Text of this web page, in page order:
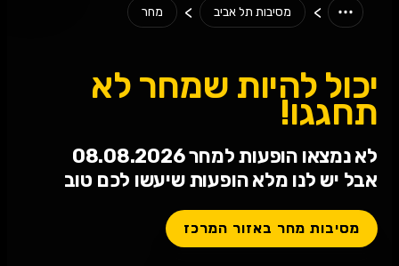
> מסיבות תל אביב > מחר
יכול להיות שמחר לא
תחגגו!
לא נמצאו הופעות למחר 08.08.2026
אבל יש לנו מלא הופעות שיעשו לכם טוב
מסיבות מחר באזור המרכז